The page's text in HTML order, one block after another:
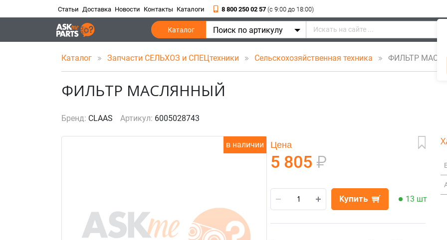
Статьи Доставка Новости Контакты Каталоги 8 800 250 02 57 (c 9:00 до 18:00)
Каталог Поиск по артикулу
Каталог Запчасти СЕЛЬХОЗ и СПЕЦтехники Сельскохозяйственная техника ФИЛЬТР
ФИЛЬТР МАСЛЯННЫЙ
Бренд: CLAAS Артикул: 6005028743
в наличии Цена
5 805 ₽
Купить 13 шт